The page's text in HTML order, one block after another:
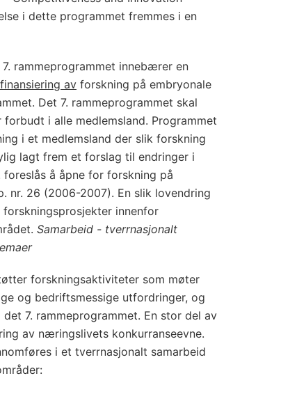
i dette programmet fremmes i en
rammeprogrammet innebærer en
finansiering av forskning på embryonale
Det 7. rammeprogrammet skal
i alle medlemsland. Programmet
i et medlemsland der slik forskning
lagt frem et forslag til endringer i
å åpne for forskning på
nr. 26 (2006-2007). En slik lovendring
innenfor
Samarbeid - tverrnasjonalt
forskningsaktiviteter som møter
og bedriftsmessige utfordringer, og
7. rammeprogrammet. En stor del av
av næringslivets konkurranseevne.
i et tverrnasjonalt samarbeid